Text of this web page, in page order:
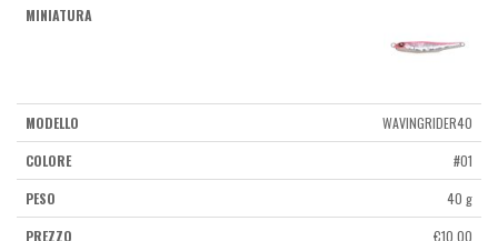
WAVINGRIDER40
#01
40 g
€10,00